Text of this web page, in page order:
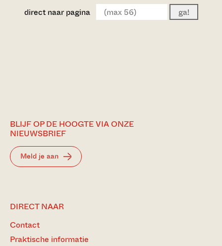
direct naar pagina ga!
BLIJF OP DE HOOGTE VIA ONZE
NIEUWSBRIEF
Meld je aan
DIRECT NAAR
Contact
Praktische informatie